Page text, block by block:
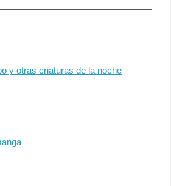
y otras criaturas de la noche